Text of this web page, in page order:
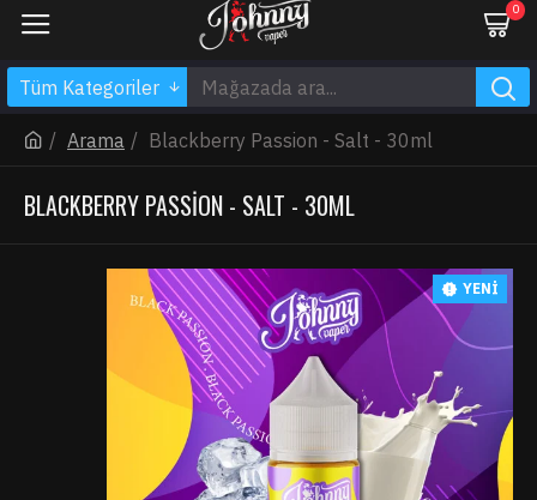
0
Tüm Kategoriler
Arama Blackberry Passion - Salt - 30ml
BLACKBERRY PASSION - SALT - 30ML
YENI